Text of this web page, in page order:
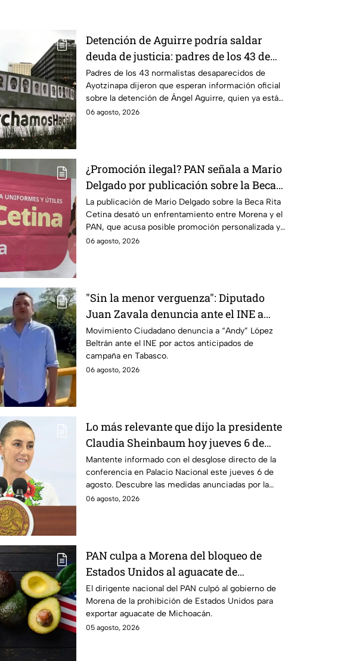
Detención de Aguirre podría saldar
deuda de justicia: padres de los 43 de
Ayotzinapa
Padres de los 43 normalistas desaparecidos de
Ayotzinapa dijeron que esperan información oficial
sobre la detención de Ángel Aguirre, quien ya está
en el penal del Altiplano.
06 agosto, 2026
¿Promoción ilegal? PAN señala a Mario
Delgado por publicación sobre la Beca
Rita Cetina
La publicación de Mario Delgado sobre la Beca Rita
Cetina desató un enfrentamiento entre Morena y el
PAN, que acusa posible promoción personalizada y
hasta peculado.
06 agosto, 2026
"Sin la menor verguenza": Diputado
Juan Zavala denuncia ante el INE a
Andy López Beltrán por campaña
anticipada en Tabasco
Movimiento Ciudadano denuncia a “Andy” López
Beltrán ante el INE por actos anticipados de
campaña en Tabasco.
06 agosto, 2026
Lo más relevante que dijo la presidente
Claudia Sheinbaum hoy jueves 6 de
agosto en la mañanera
Mantente informado con el desglose directo de la
conferencia en Palacio Nacional este jueves 6 de
agosto. Descubre las medidas anunciadas por la
presidente en tiempo real.
06 agosto, 2026
PAN culpa a Morena del bloqueo de
Estados Unidos al aguacate de
Michoacán
El dirigente nacional del PAN culpó al gobierno de
Morena de la prohibición de Estados Unidos para
exportar aguacate de Michoacán.
05 agosto, 2026